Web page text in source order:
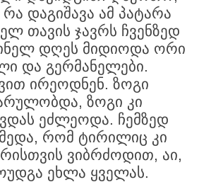
დაგიშავა ამ პატარა
თავის ჯავრს ჩვენზედ
დღეს მიდიოდა ორი
და გერმანელები.
ირეოდნენ. ზოგი
ზოგი კი
ეძლეოდა. ჩემზედ
რომ ტირილიც კი
ვიბრძოდით, აი,
ეხლა ყველას.